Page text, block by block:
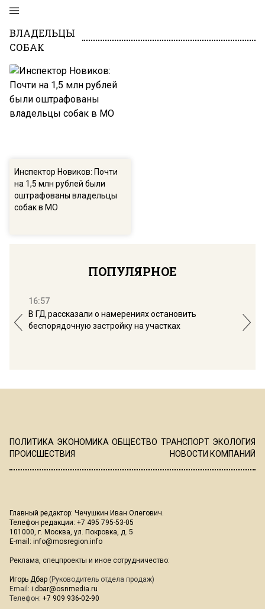
ВЛАДЕЛЬЦЫ
СОБАК
Инспектор Новиков: Почти
на 1,5 млн рублей были
оштрафованы владельцы
собак в МО
ПОПУЛЯРНОЕ
16:57
В ГД рассказали о намерениях остановить
беспорядочную застройку на участках
ПОЛИТИКА ЭКОНОМИКА ОБЩЕСТВО ТРАНСПОРТ ЭКОЛОГИЯ
ПРОИСШЕСТВИЯ
НОВОСТИ КОМПАНИЙ
Главный редактор: Чечушкин Иван Олегович.
Телефон редакции: +7 495 795-53-05
101000, г. Москва, ул. Покровка, д. 5
E-mail: info@mosregion.info
Реклама, спецпроекты и иное сотрудничество:
Игорь Дбар (Руководитель отдела продаж)
Email: i.dbar@osnmedia.ru
Телефон: +7 909 936-02-90